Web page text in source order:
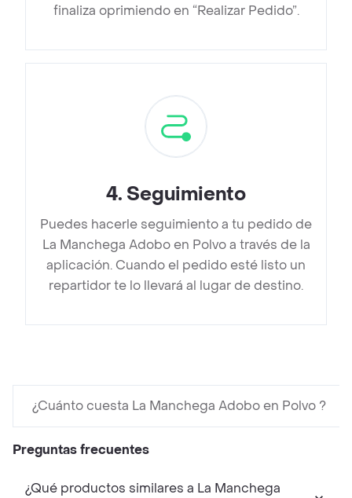
finaliza oprimiendo en “Realizar Pedido”.
4. Seguimiento
Puedes hacerle seguimiento a tu pedido de
La Manchega Adobo en Polvo a través de la
aplicación. Cuando el pedido esté listo un
repartidor te lo llevará al lugar de destino.
¿Cuánto cuesta La Manchega Adobo en Polvo ?
Preguntas frecuentes
¿Qué productos similares a La Manchega